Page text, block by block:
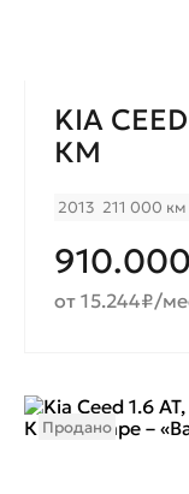
KIA
КМ
2013 211 000 км
от 15.244₽/
Продано